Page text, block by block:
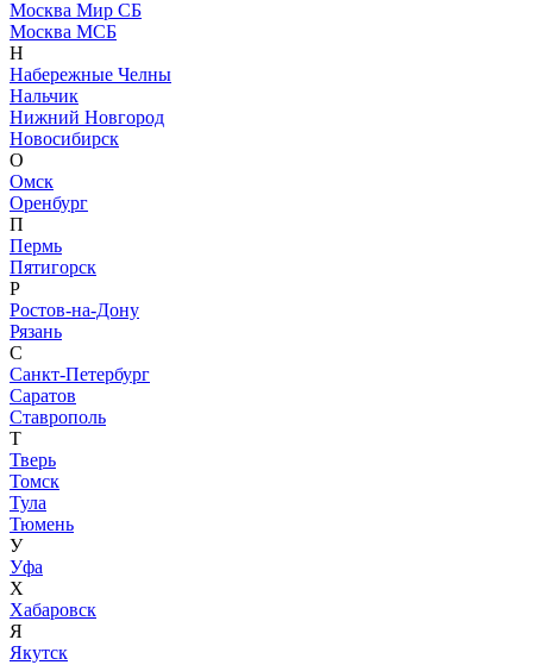
Москва Мир СБ
Москва МСБ
Н
Набережные Челны
Нальчик
Нижний Новгород
Новосибирск
О
Омск
Оренбург
П
Пермь
Пятигорск
Р
Ростов-на-Дону
Рязань
С
Санкт-Петербург
Саратов
Ставрополь
Т
Тверь
Томск
Тула
Тюмень
У
Уфа
Х
Хабаровск
Я
Якутск